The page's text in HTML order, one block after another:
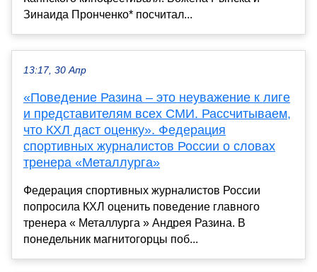
Зинаида Пронченко* посчитал...
13:17, 30 Апр
«Поведение Разина – это неуважение к лиге
и представителям всех СМИ. Рассчитываем,
что КХЛ даст оценку». Федерация
спортивных журналистов России о словах
тренера «Металлурга»
Федерация спортивных журналистов России
попросила КХЛ оценить поведение главного
тренера « Металлурга » Андрея Разина. В
понедельник магнитогорцы поб...